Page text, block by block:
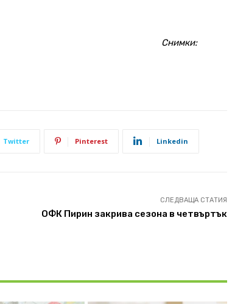
Снимки:
Twitter Pinterest Linkedin
СЛЕДВАЩА СТАТИЯ
ОФК Пирин закрива сезона в четвъртък